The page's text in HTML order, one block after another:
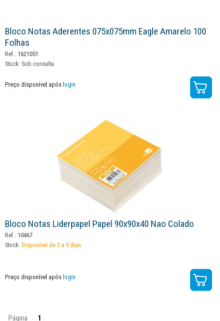
Bloco Notas Aderentes 075x075mm Eagle Amarelo 100
Folhas
Ref.: 1621051
Stock: Sob consulta
Preço disponível após login
Bloco Notas Liderpapel Papel 90x90x40 Nao Colado
Ref.: 10467
Stock: Disponível de 3 a 5 dias
Preço disponível após login
Página 1